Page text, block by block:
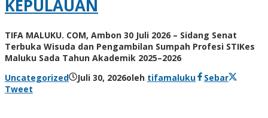
KEPULAUAN
TIFA MALUKU. COM, Ambon 30 Juli 2026 – Sidang Senat
Terbuka Wisuda dan Pengambilan Sumpah Profesi STIKes
Maluku Sada Tahun Akademik 2025–2026
Uncategorized
Juli 30, 2026oleh tifamaluku
Sebar
Tweet